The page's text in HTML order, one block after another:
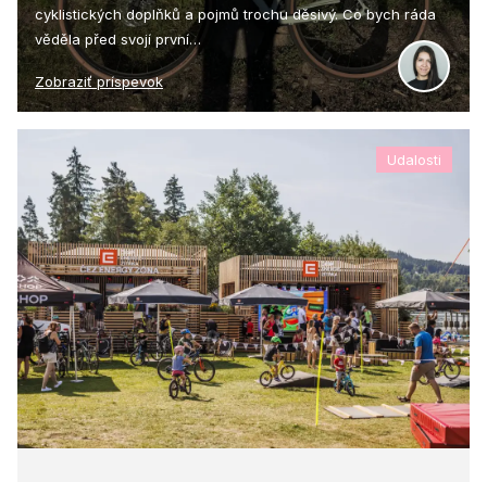
cyklistických doplňků a pojmů trochu děsivý. Co bych ráda
věděla před svojí první…
Zobraziť príspevok
Udalosti